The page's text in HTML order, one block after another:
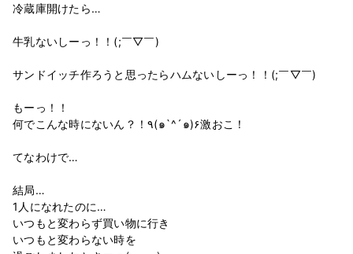
冷蔵庫開けたら…
牛乳ないしーっ！！(;￣▽￣)
サンドイッチ作ろうと思ったらハムないしーっ！！(;￣▽￣)
もーっ！！
何でこんな時にないん？！٩(๑`^´๑)۶激おこ！
てなわけで…
結局…
1人になれたのに…
いつもと変わらず買い物に行き
いつもと変わらない時を